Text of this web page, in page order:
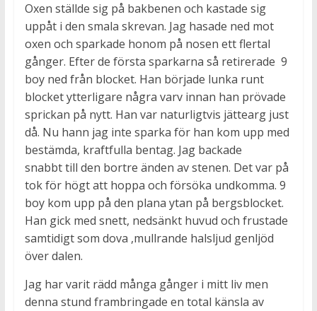
Oxen ställde sig på bakbenen och kastade sig
uppåt i den smala skrevan. Jag hasade ned mot
oxen och sparkade honom på nosen ett flertal
gånger. Efter de första sparkarna så retirerade 9
boy ned från blocket. Han började lunka runt
blocket ytterligare några varv innan han prövade
sprickan på nytt. Han var naturligtvis jättearg just
då. Nu hann jag inte sparka för han kom upp med
bestämda, kraftfulla bentag. Jag backade
snabbt till den bortre änden av stenen. Det var på
tok för högt att hoppa och försöka undkomma. 9
boy kom upp på den plana ytan på bergsblocket.
Han gick med snett, nedsänkt huvud och frustade
samtidigt som dova ,mullrande halsljud genljöd
över dalen.
Jag har varit rädd många gånger i mitt liv men
denna stund frambringade en total känsla av